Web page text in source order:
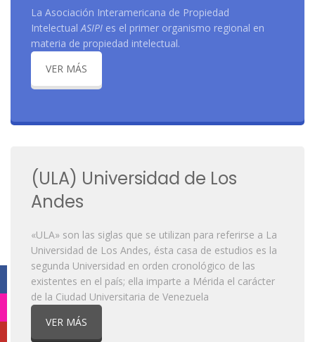
La Asociación Interamericana de Propiedad
IntelectualASIPI es el primer organismo regional en
materia de propiedad intelectual.
VER MÁS
(ULA) Universidad de Los
Andes
«ULA» son las siglas que se utilizan para referirse a La
Universidad de Los Andes, ésta casa de estudios es la
segunda Universidad en orden cronológico de las
existentes en el país; ella imparte a Mérida el carácter
de la Ciudad Universitaria de Venezuela
VER MÁS
Facebook
Instagram
YouTube